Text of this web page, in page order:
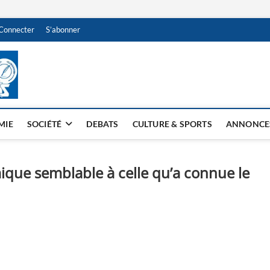
S’abonner
NDJAMENA HEBDO
SOCIÉTÉ DEBATS CULTURE & SPORTS
semblable à celle qu’a connue le